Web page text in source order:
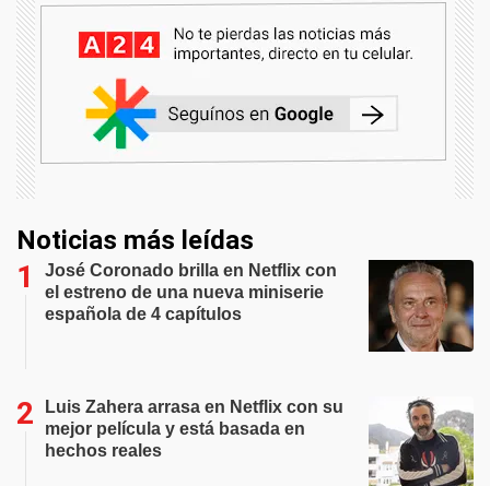
Noticias más leídas
José Coronado brilla en Netflix con
el estreno de una nueva miniserie
española de 4 capítulos
Luis Zahera arrasa en Netflix con su
mejor película y está basada en
hechos reales